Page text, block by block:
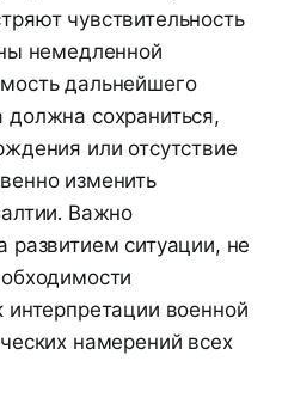
чувствительность
немедленной
дальнейшего
сохраниться,
или отсутствие
изменить
Важно
развитием ситуации, не
интерпретации военной
намерений всех